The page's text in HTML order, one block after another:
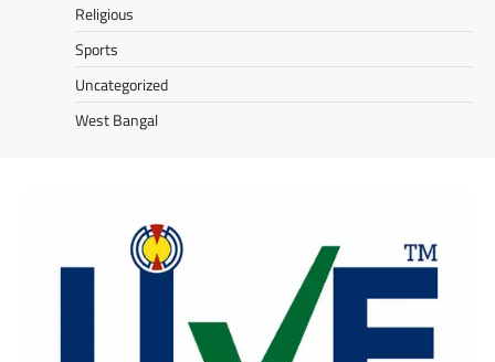
Religious
Sports
Uncategorized
West Bangal